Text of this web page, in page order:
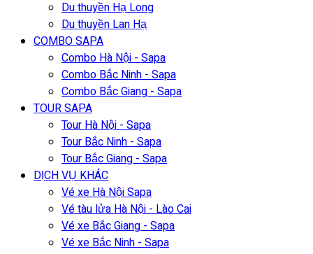
Du thuyền Hạ Long
Du thuyền Lan Hạ
COMBO SAPA
Combo Hà Nội - Sapa
Combo Bắc Ninh - Sapa
Combo Bắc Giang - Sapa
TOUR SAPA
Tour Hà Nội - Sapa
Tour Bắc Ninh - Sapa
Tour Bắc Giang - Sapa
DỊCH VỤ KHÁC
Vé xe Hà Nội Sapa
Vé tàu lửa Hà Nội - Lào Cai
Vé xe Bắc Giang - Sapa
Vé xe Bắc Ninh - Sapa